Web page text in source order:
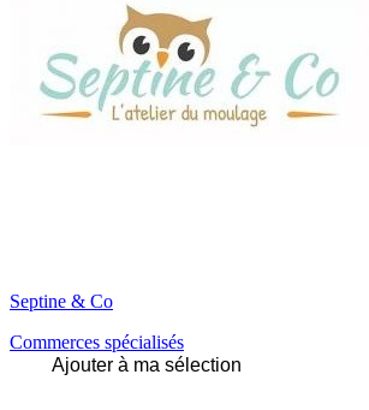
Septine & Co
Commerces spécialisés
Ajouter à ma sélection